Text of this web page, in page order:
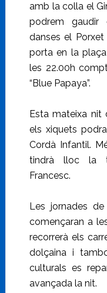
amb la colla el
podrem gaudir
danses el
porta en la
les 22.00h
“Blue Papaya”.
Esta mateixa nit
els xiquets
Cordà Infantil.
tindrà lloc la
Francesc.
Les jornades
començaran a
recorrerà els
dolçaina i
culturals es
avançada la nit.